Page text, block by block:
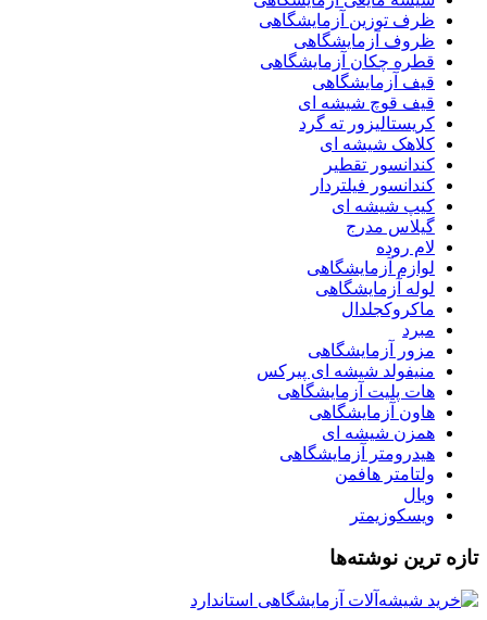
ظرف توزین آزمایشگاهی
ظروف آزمایشگاهی
قطره چکان آزمایشگاهی
قیف آزمایشگاهی
قیف قوچ شیشه ای
کریستالیزور ته گرد
کلاهک شیشه ای
کندانسور تقطیر
کندانسور فیلتردار
کیپ شیشه ای
گیلاس مدرج
لام روده
لوازم آزمایشگاهی
لوله آزمایشگاهی
ماکروکجلدال
مبرد
مزور آزمایشگاهی
منیفولد شیشه ای پیرکس
هات پلیت آزمایشگاهی
هاون آزمایشگاهی
همزن شیشه ای
هیدرومتر آزمایشگاهی
ولتامتر هافمن
ویال
ویسکوزیمتر
تازه ترین نوشته‌ها